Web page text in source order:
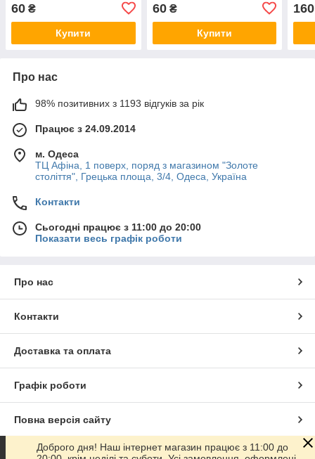
60 ₴
Купити
60₴
Купити
160
Про нас
98% позитивних з 1193 відгуків за рік
Працює з 24.09.2014
м. Одеса
ТЦ Афіна, 1 поверх, поряд з магазином "Золоте
століття", Грецька площа, 3/4, Одеса, Україна
Контакти
Сьогодні працює з 11:00 до 20:00
Показати весь графік роботи
Про нас
Контакти
Доставка та оплата
Графік роботи
Повна версія сайту
Сайт створено на маркетплейсіProm.ua
Доброго дня! Наш інтернет магазин працює з 11:00 до